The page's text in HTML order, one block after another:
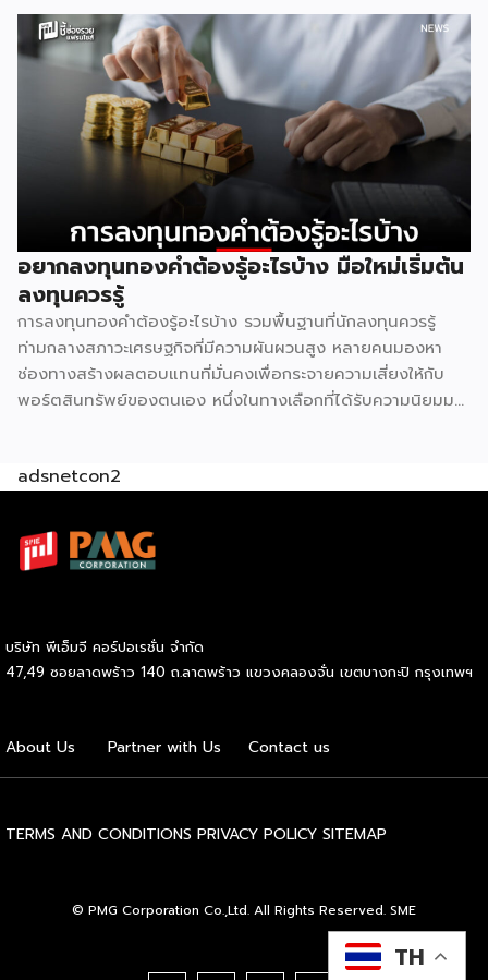
ไม่ใช่เรื่องบังเอิญ และไม่ใช่เรื่องที่แบรนด์ใดไล่ตามแบรนด์ใด แต่
เป็นผลลัพธ์ตามธรรมชาติของกลไกตลาดค้าปลีก 1. ทำเลที่ดี
มีอยู่จำกัด ธุรกิจค้าปลีกทุกประเภทต้องพึ่งพา “จุดตัดของการ
สัญจร” เป็นหัวใจหลัก ไม่ว่าจะเป็นสี่แยกไฟแดง ปากซอยที่คนเข้า
ออกทุกวัน หน้าปั๊มน้ำมัน หรือหน้าคอนโดที่มีคนเดินผ่านหนาแน่น
ทำเลลักษณะนี้ในแต่ละพื้นที่มีจำนวนจำกัดมาก ทั้ง 7-Eleven และ
CJ More ต่างก็มองหาปัจจัยเดียวกันคือปริมาณคนเดินผ่าน
สูงสุด จุดที่ตอบโจทย์ได้ดีที่สุดจึงมักเหลืออยู่ไม่กี่จุดในแต่ละย่าน
ผลคือทั้งสองแบรนด์ไปกระจุกตัวอยู่ในบริเวณเดียวกันโดย
ธรรมชาติ ไม่ต่างจากปั๊มน้ำมันหลายเจ้าที่มักตั้งอยู่ตรงข้ามกันบน
ถนนสายหลัก 2. ทฤษฎีคลัสเตอร์การค้า รวมกันแข็งกว่าแยกกัน
ในทางเศรษฐศาสตร์ค้าปลีกมีหลักการที่เรียกว่า retail
agglomeration หรือการรวมกลุ่มธุรกิจประเภทเดียวกันไว้ในจุด
เดียว ฟังดูขัดสามัญสำนึกที่ว่าคู่แข่งควรหนีห่างกันไว้ แต่ในความ
จริงกลับตรงกันข้าม เพราะจุดที่มี 7-Eleven และ CJ More อยู่
ด้วยกันจะกลายเป็น “จุดหมายปลายทาง” […]
อยากลงทุนทองคำต้องรู้อะไรบ้าง มือใหม่เริ่มต้น
ลงทุนควรรู้
การลงทุนทองคำต้องรู้อะไรบ้าง รวมพื้นฐานที่นักลงทุนควรรู้
ท่ามกลางสภาวะเศรษฐกิจที่มีความผันผวนสูง หลายคนมองหา
ช่องทางสร้างผลตอบแทนที่มั่นคงเพื่อกระจายความเสี่ยงให้กับ
พอร์ตสินทรัพย์ของตนเอง หนึ่งในทางเลือกที่ได้รับความนิยมมา
นั้น มีรายละเอียดสำคัญหลายประการที่ต้องทำความเข้าใจให้
ข้อมูลพื้นฐานที่จำเป็นต่อการเตรียมตัวกันก่อนว่ามีประเด็นใดบ้าง
ที่เราต้องศึกษาให้รอบคอบ การลงทุนทองคำ คืออะไร G H
คอยให้มูลค่าของสิ่งนี้ปรับตัวสูงขึ้นเมื่อเวลาผ่านไป โลหะมีค่าชนิด
นี้ได้รับการยกย่องให้เป็นแหล่งพักเงินที่ปลอดภัย หรือ Safe
Haven เนื่องจากมีมูลค่าคงที่อยู่ในตัวเอง จึงช่วยปกป้องความ
อย่างมีประสิทธิภาพ ถือเป็นกลยุทธ์สำคัญที่ช่วยให้เรากระจาย
ก่อนลงสนามจริง การก้าวเข้าสู่ตลาดโลหะมีค่าจำเป็นต้องอาศัย
หลักที่ควรศึกษาให้เข้าใจก่อนวางเดิมพันเพื่อสร้างผลกำไร เข้าใจรูป
แบบการลงทุนทองคำ สิ่งแรกที่เราต้องศึกษาคือประเภทของ
adsnetcon2
บริษัท พีเอ็มจี คอร์ปอเรชั่น จำกัด
47,49 ซอยลาดพร้าว 140 ถ.ลาดพร้าว แขวงคลองจั่น เขตบางกะปิ กรุงเทพฯ
About Us Partner with Us Contact us
TERMS AND CONDITIONS PRIVACY POLICY SITEMAP
© PMG Corporation Co.,Ltd. All Rights Reserved. SME
TH